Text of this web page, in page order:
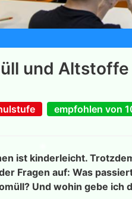
und
empfohlen von
ist kinderleicht.
Fragen auf: Was
Und wohin gebe ich